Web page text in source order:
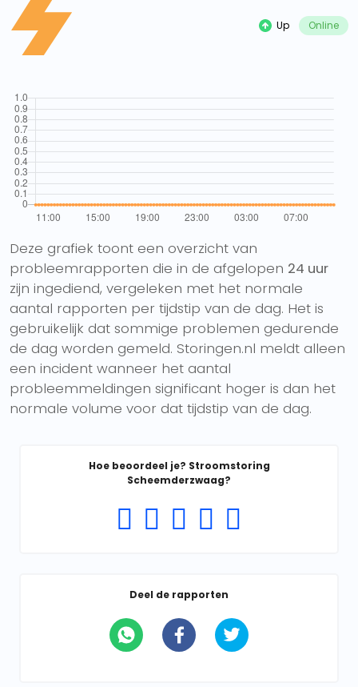
Up Online
Deze grafiek toont een overzicht van
probleemrapporten die in de afgelopen 24 uur
zijn ingediend, vergeleken met het normale
aantal rapporten per tijdstip van de dag. Het is
gebruikelijk dat sommige problemen gedurende
de dag worden gemeld. Storingen.nl meldt alleen
een incident wanneer het aantal
probleemmeldingen significant hoger is dan het
normale volume voor dat tijdstip van de dag.
Hoe beoordeel je? Stroomstoring
Scheemderzwaag?
Deel de rapporten